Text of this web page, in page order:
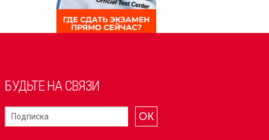
БУДЬТЕ НА СВЯЗИ
ОК